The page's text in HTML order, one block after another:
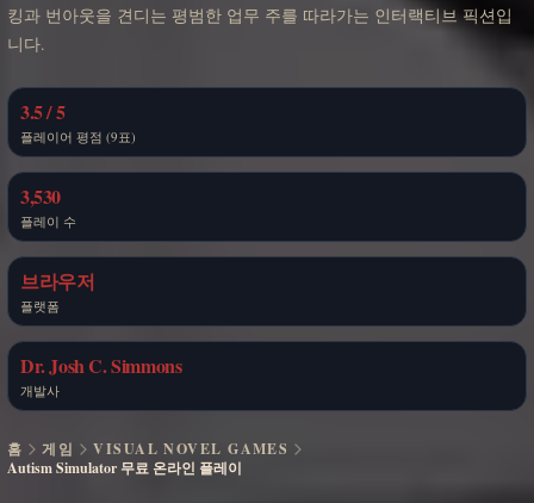
킹과 번아웃을 견디는 평범한 업무 주를 따라가는 인터랙티브 픽션입
니다.
3.5 / 5
플레이어 평점 (9표)
3,530
플레이 수
브라우저
플랫폼
Dr. Josh C. Simmons
개발사
홈 게임
VISUAL NOVEL GAMES
Autism Simulator 무료 온라인 플레이